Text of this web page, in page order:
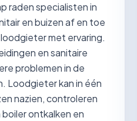
raden specialisten in
en buizen af en toe
met ervaring.
en sanitaire
problemen in de
Loodgieter kan in één
nazien, controleren
boiler ontkalken en